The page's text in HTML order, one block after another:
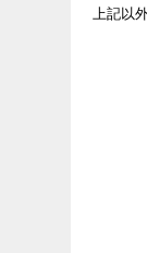
上記以